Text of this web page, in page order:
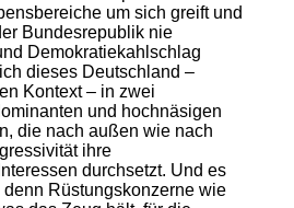
um sich greift und
Bundesrepublik nie
Demokratiekahlschlag
dieses Deutschland –
Kontext – in zwei
und hochnäsigen
die nach außen wie nach
ihre
durchsetzt. Und es
Rüstungskonzerne wie